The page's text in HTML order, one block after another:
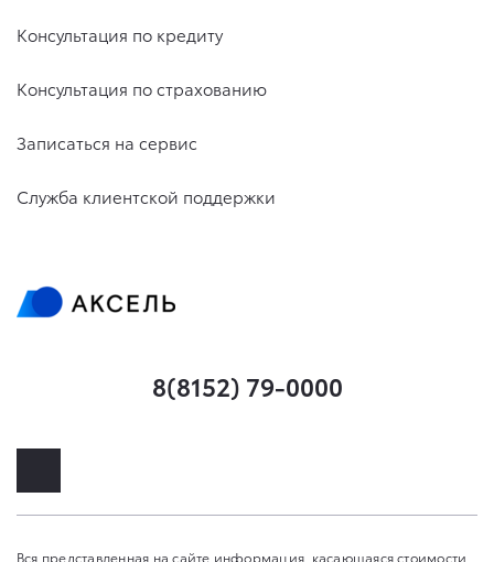
Консультация по кредиту
Консультация по страхованию
Записаться на сервис
Служба клиентской поддержки
8(8152) 79-0000
Вся представленная на сайте информация, касающаяся стоимости